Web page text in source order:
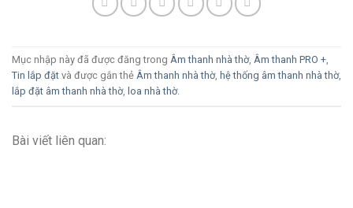
Mục nhập này đã được đăng trong Âm thanh nhà thờ, Âm thanh PRO +
Tin lắp đặt và được gắn thẻ Âm thanh nhà thờ, hệ thống âm thanh nhà thờ,
lắp đặt âm thanh nhà thờ, loa nhà thờ.
Bài viết liên quan: